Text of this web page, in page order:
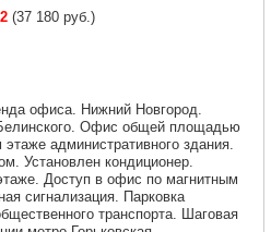
(37 180 руб.)
офиса. Нижний Новгород.
Офис общей площадью
административного здания.
Установлен кондиционер.
Доступ в офис по магнитным
сигнализация. Парковка
транспорта. Шаговая